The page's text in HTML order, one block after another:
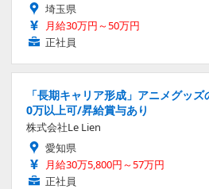
埼玉県
月給30万円～50万円
正社員
「長期キャリア形成」アニメグッ
0万以上可/昇給賞与あり
株式会社Le Lien
愛知県
月給30万5,800円～57万円
正社員